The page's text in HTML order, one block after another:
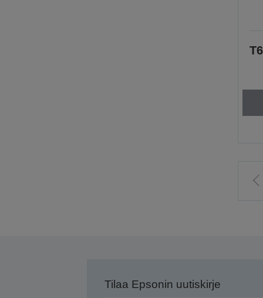
Tilaa Epsonin uutiskirje